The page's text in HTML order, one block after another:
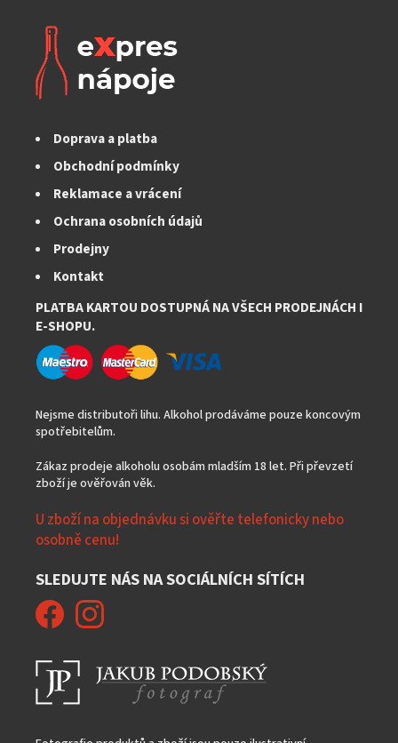
Doprava a platba
Obchodní podmínky
Reklamace a vrácení
Ochrana osobních údajů
Prodejny
Kontakt
PLATBA KARTOU DOSTUPNÁ NA VŠECH PRODEJNÁCH I
E-SHOPU.
Nejsme distributoři lihu. Alkohol prodáváme pouze koncovým
spotřebitelům.
Zákaz prodeje alkoholu osobám mladším 18 let. Při převzetí
zboží je ověřován věk.
U zboží na objednávku si ověřte telefonicky nebo
osobně cenu!
SLEDUJTE NÁS NA SOCIÁLNÍCH SÍTÍCH